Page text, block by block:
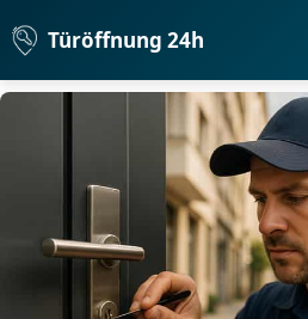
Türöffnung 24h